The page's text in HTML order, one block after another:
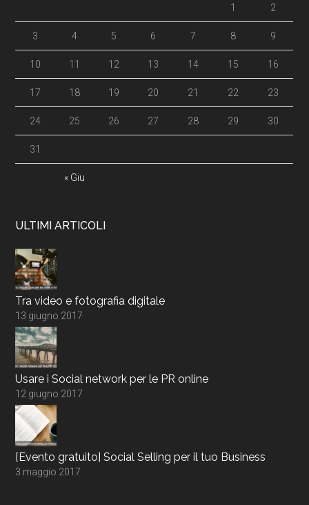
« Giu
1 2
3 4 5 6 7 8 9
10 11 12 13 14 15 16
17 18 19 20 21 22 23
24 25 26 27 28 29 30
31
ULTIMI ARTICOLI
Tra video e fotografia digitale
13 giugno 2017
Usare i Social network per le PR online
12 giugno 2017
[Evento gratuito] Social Selling per il tuo Business
3 maggio 2017